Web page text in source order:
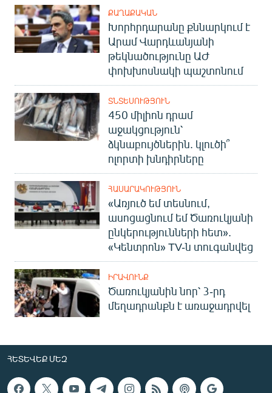
ՔԱՂԱՔԱԿԱՆ
Խորհրդարանը քննարկում է
Արամ Վարդևանյանի
թեկնածությունը ԱԺ
փոխխոսնակի պաշտոնում
ՏՆՏԵՍՈՒԹՅՈՒՆ
450 միլիոն դրամ
աջակցություն՝
ձկնաբույծներին. կլուծի՞
ոլորտի խնդիրները
ՀԱՍԱՐԱԿՈՒԹՅՈՒՆ
«Առյուծ եմ տեսնում,
ասոցացնում եմ Ծառուկյանի
ընկերությունների հետ».
«Կենտրոն» TV-ն տուգանվեց
ԻՐԱՎՈՒՆՔ
Ծառուկյանին նոր՝ 3-րդ
մեղադրանքն է առաջադրվել
ՀԵՏԵՎԵՔ ՄԵԶ